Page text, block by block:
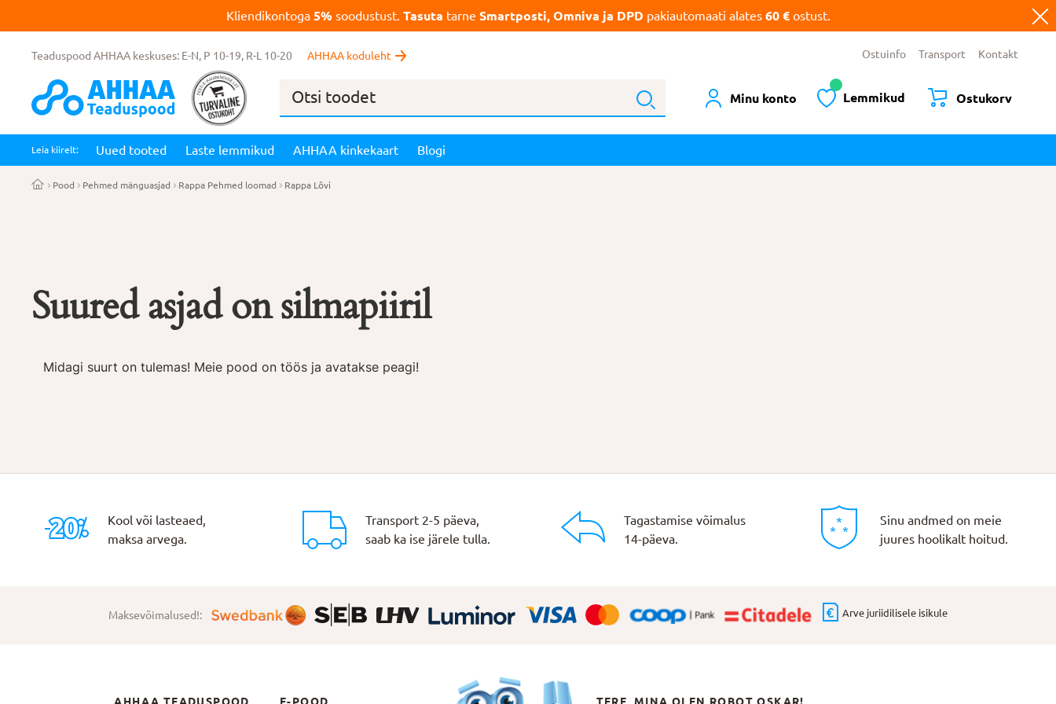
Kliendikontoga5% soodustust. Tasuta tarne Smartposti, Omniva ja DPD pakiautomaati alates 60 € ostust.
Teaduspood AHHAA keskuses: E-N, P 10-19, R-L 10-20 AHHAA koduleht Ostuinfo Transport Kontakt
Products
Minu konto Lemmikud Ostukorv
Leia kiirelt: Uued tooted Laste lemmikud AHHAA kinkekaart Blogi
Pood Pehmed mänguasjad Rappa Pehmed loomad Rappa Lõvi
Suured asjad on silmapiiril
Midagi suurt on tulemas! Meie pood on töös ja avatakse peagi!
Kool või lasteaed,
maksa arvega.
Transport 2-5 päeva,
saab ka ise järele tulla.
Tagastamise võimalus
14-päeva.
Sinu andmed on meie
juures hoolikalt hoitud.
Maksevõimalused!: Arve juriidilisele isikule
AHHAA TEADUSPOOD E-POOD TERE, MINA OLEN ROBOT OSKAR!